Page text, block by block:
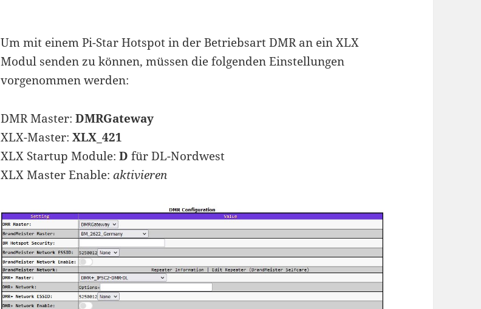
Um mit einem Pi-Star Hotspot in der Betriebsart DMR an ein XLX
Modul senden zu können, müssen die folgenden Einstellungen
vorgenommen werden:
DMR Master:DMRGateway
XLX-Master:XLX_421
XLX Startup Module:D für DL-Nordwest
XLX Master Enable:aktivieren